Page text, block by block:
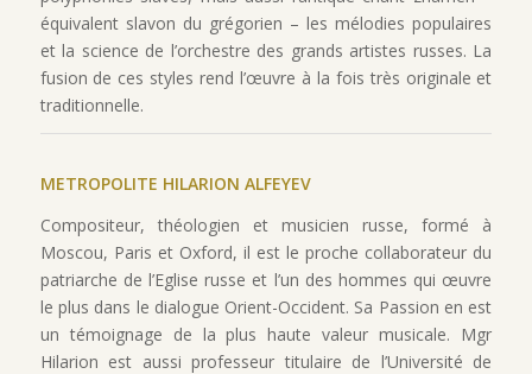
équivalent slavon du grégorien – les mélodies populaires
et la science de l’orchestre des grands artistes russes. La
fusion de ces styles rend l’œuvre à la fois très originale et
traditionnelle.
METROPOLITE HILARION ALFEYEV
Compositeur, théologien et musicien russe, formé à
Moscou, Paris et Oxford, il est le proche collaborateur du
patriarche de l’Eglise russe et l’un des hommes qui œuvre
le plus dans le dialogue Orient-Occident. Sa Passion en est
un témoignage de la plus haute valeur musicale. Mgr
Hilarion est aussi professeur titulaire de l’Université de